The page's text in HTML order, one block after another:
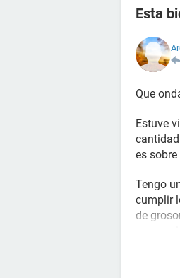
Esta
Que
Estuve
es
Tengo
cumplir
de